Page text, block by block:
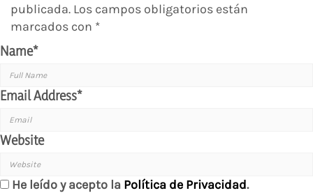
publicada. Los campos obligatorios están
marcados con *
Name*
Email Address*
Website
He leído y acepto la Política de Privacidad.